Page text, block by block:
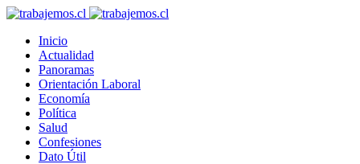
Inicio
Actualidad
Panoramas
Orientación Laboral
Economía
Política
Salud
Confesiones
Dato Útil